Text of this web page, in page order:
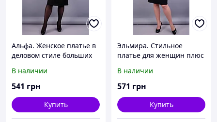
Альфа. Женское платье в
деловом стиле больших
черный.
В наличии
541 грн
Купить
Эльмира. Стильное
платье для женщин плюс
В наличии
571 грн
Купить